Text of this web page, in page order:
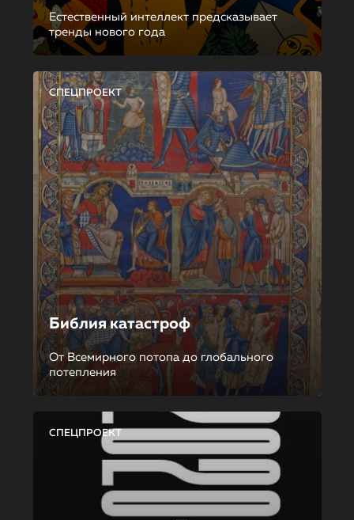
Естественный интеллект предсказывает
тренды нового года
СПЕЦПРОЕКТ
Библия катастроф
От Всемирного потопа до глобального
потепления
СПЕЦПРОЕКТ